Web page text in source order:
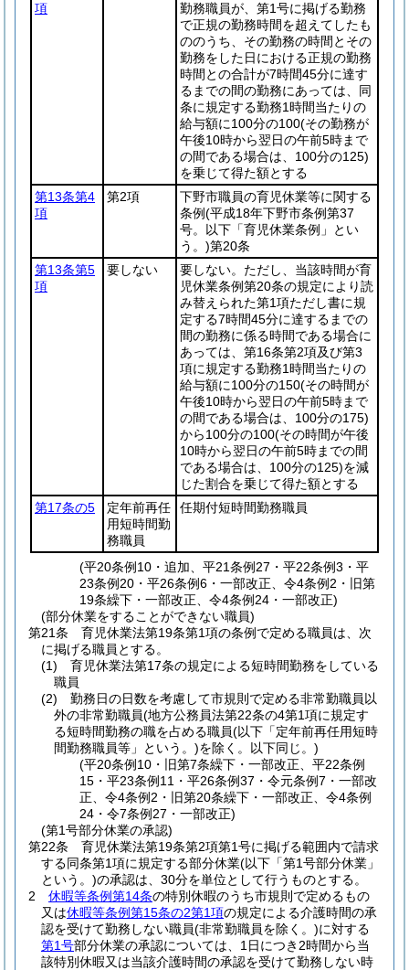
項
勤務職員が、第1号に掲げる勤務
で正規の勤務時間を超えてしたも
ののうち、その勤務の時間とその
勤務をした日における正規の勤務
時間との合計が7時間45分に達す
るまでの間の勤務にあっては、同
条に規定する勤務1時間当たりの
給与額に100分の100(その勤務が
午後10時から翌日の午前5時まで
の間である場合は、100分の125)
を乗じて得た額とする
第13条第4
項
第2項
下野市職員の育児休業等に関する
条例(平成18年下野市条例第37
号。以下「育児休業条例」とい
う。)第20条
第13条第5
項
要しない
要しない。ただし、当該時間が育
児休業条例第20条の規定により読
み替えられた第1項ただし書に規
定する7時間45分に達するまでの
間の勤務に係る時間である場合に
あっては、第16条第2項及び第3
項に規定する勤務1時間当たりの
給与額に100分の150(その時間が
午後10時から翌日の午前5時まで
の間である場合は、100分の175)
から100分の100(その時間が午後
10時から翌日の午前5時までの間
である場合は、100分の125)を減
じた割合を乗じて得た額とする
第17条の5
定年前再任
用短時間勤
務職員
任期付短時間勤務職員
(平20条例10・追加、平21条例27・平22条例3・平
23条例20・平26条例6・一部改正、令4条例2・旧第
19条繰下・一部改正、令4条例24・一部改正)
(部分休業をすることができない職員)
第21条
育児休業法第19条第1項の条例で定める職員は、次
に掲げる職員とする。
(1)
育児休業法第17条の規定による短時間勤務をしている
職員
(2)
勤務日の日数を考慮して市規則で定める非常勤職員以
外の非常勤職員(地方公務員法第22条の4第1項に規定す
る短時間勤務の職を占める職員(以下「定年前再任用短時
間勤務職員等」という。)を除く。以下同じ。)
(平20条例10・旧第7条繰下・一部改正、平22条例
15・平23条例11・平26条例37・令元条例7・一部改
正、令4条例2・旧第20条繰下・一部改正、令4条例
24・令7条例27・一部改正)
(第1号部分休業の承認)
第22条
育児休業法第19条第2項第1号に掲げる範囲内で請求
する同条第1項に規定する部分休業(以下「第1号部分休業」
という。)の承認は、30分を単位として行うものとする。
2
休暇等条例第14条の特別休暇のうち市規則で定めるもの
又は休暇等条例第15条の2第1項の規定による介護時間の承
認を受けて勤務しない職員(非常勤職員を除く。)に対する
第1号部分休業の承認については、1日につき2時間から当
該特別休暇又は当該介護時間の承認を受けて勤務しない時